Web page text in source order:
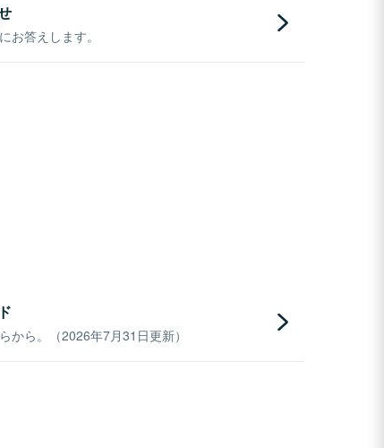
お答えします。
から。（2026年7月31日更新）